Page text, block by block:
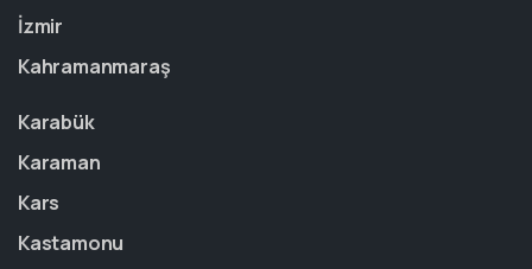
İzmir
Kahramanmaraş
Karabük
Karaman
Kars
Kastamonu